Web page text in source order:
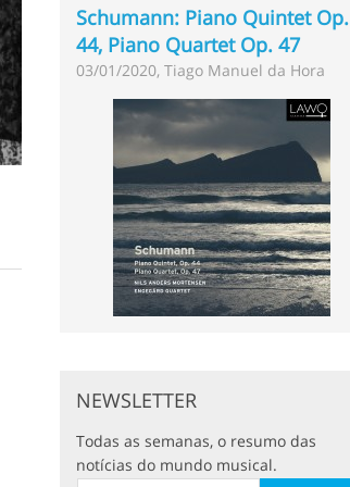
Schumann: Piano Quintet Op.
44, Piano Quartet Op. 47
03/01/2020, Tiago Manuel da Hora
NEWSLETTER
Todas as semanas, o resumo das
notícias do mundo musical.